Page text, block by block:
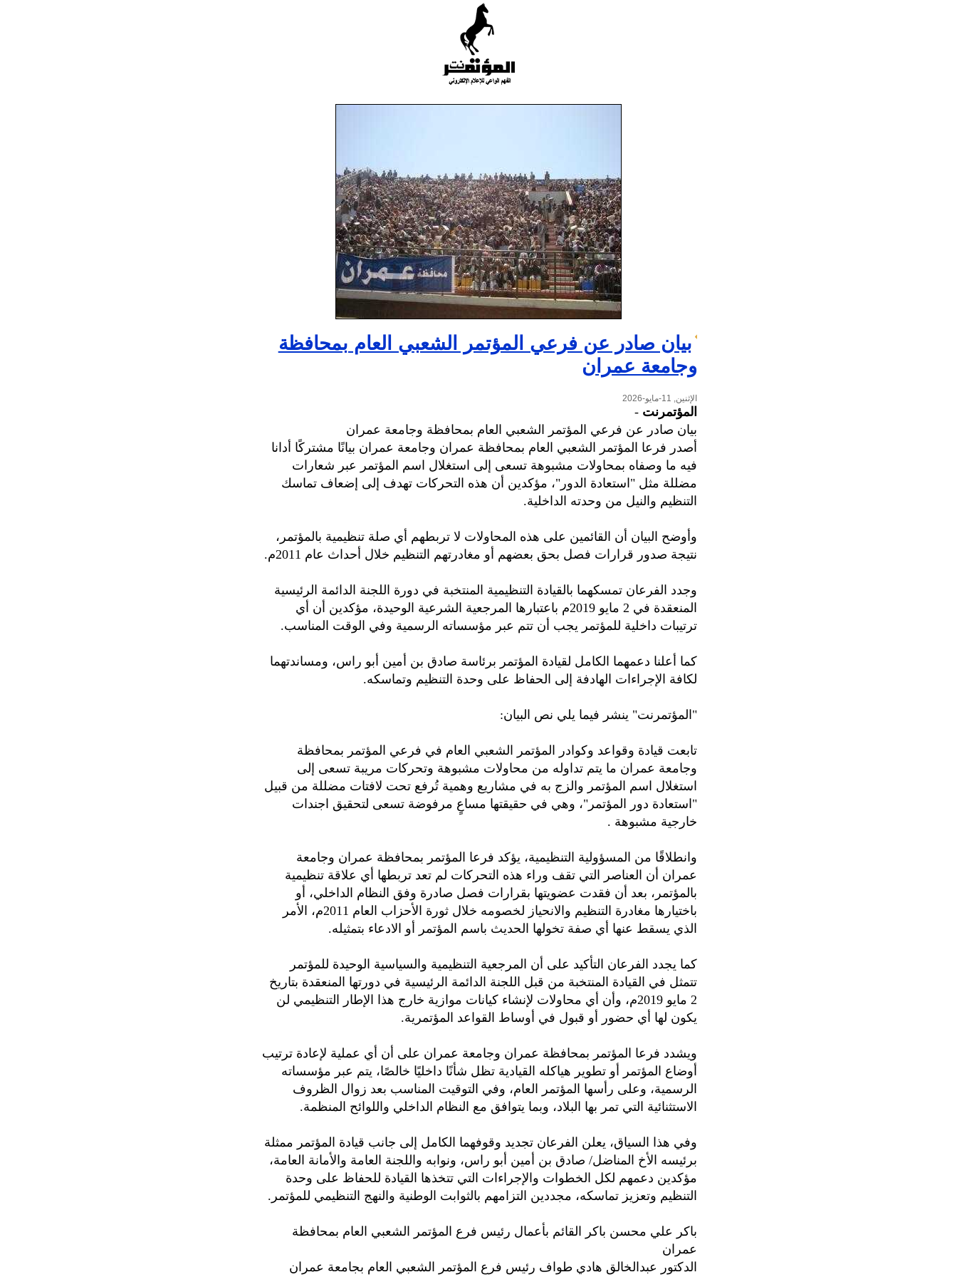
بيان صادر عن فرعي المؤتمر الشعبي العام بمحافظة
وجامعة عمران
الإثنين, 11-مايو-2026
المؤتمرنت -
بيان صادر عن فرعي المؤتمر الشعبي العام بمحافظة وجامعة عمران
أصدر فرعا المؤتمر الشعبي العام بمحافظة عمران وجامعة عمران بيانًا مشتركًا أدانا
فيه ما وصفاه بمحاولات مشبوهة تسعى إلى استغلال اسم المؤتمر عبر شعارات
مضللة مثل "استعادة الدور"، مؤكدين أن هذه التحركات تهدف إلى إضعاف تماسك
التنظيم والنيل من وحدته الداخلية.
وأوضح البيان أن القائمين على هذه المحاولات لا تربطهم أي صلة تنظيمية بالمؤتمر،
نتيجة صدور قرارات فصل بحق بعضهم أو مغادرتهم التنظيم خلال أحداث عام 2011م.
وجدد الفرعان تمسكهما بالقيادة التنظيمية المنتخبة في دورة اللجنة الدائمة الرئيسية
المنعقدة في 2 مايو 2019م باعتبارها المرجعية الشرعية الوحيدة، مؤكدين أن أي
ترتيبات داخلية للمؤتمر يجب أن تتم عبر مؤسساته الرسمية وفي الوقت المناسب.
كما أعلنا دعمهما الكامل لقيادة المؤتمر برئاسة صادق بن أمين أبو راس، ومساندتهما
لكافة الإجراءات الهادفة إلى الحفاظ على وحدة التنظيم وتماسكه.
"المؤتمرنت" ينشر فيما يلي نص البيان:
تابعت قيادة وقواعد وكوادر المؤتمر الشعبي العام في فرعي المؤتمر بمحافظة
وجامعة عمران ما يتم تداوله من محاولات مشبوهة وتحركات مريبة تسعى إلى
استغلال اسم المؤتمر والزج به في مشاريع وهمية تُرفع تحت لافتات مضللة من قبيل
"استعادة دور المؤتمر"، وهي في حقيقتها مساعٍ مرفوضة تسعى لتحقيق اجندات
خارجية مشبوهة .
وانطلاقًا من المسؤولية التنظيمية، يؤكد فرعا المؤتمر بمحافظة عمران وجامعة
عمران أن العناصر التي تقف وراء هذه التحركات لم تعد تربطها أي علاقة تنظيمية
بالمؤتمر، بعد أن فقدت عضويتها بقرارات فصل صادرة وفق النظام الداخلي، أو
باختيارها مغادرة التنظيم والانحياز لخصومه خلال ثورة الأحزاب العام 2011م، الأمر
الذي يسقط عنها أي صفة تخولها الحديث باسم المؤتمر أو الادعاء بتمثيله.
كما يجدد الفرعان التأكيد على أن المرجعية التنظيمية والسياسية الوحيدة للمؤتمر
تتمثل في القيادة المنتخبة من قبل اللجنة الدائمة الرئيسية في دورتها المنعقدة بتاريخ
2 مايو 2019م، وأن أي محاولات لإنشاء كيانات موازية خارج هذا الإطار التنظيمي لن
يكون لها أي حضور أو قبول في أوساط القواعد المؤتمرية.
ويشدد فرعا المؤتمر بمحافظة عمران وجامعة عمران على أن أي عملية لإعادة ترتيب
أوضاع المؤتمر أو تطوير هياكله القيادية تظل شأنًا داخليًا خالصًا، يتم عبر مؤسساته
الرسمية، وعلى رأسها المؤتمر العام، وفي التوقيت المناسب بعد زوال الظروف
الاستثنائية التي تمر بها البلاد، وبما يتوافق مع النظام الداخلي واللوائح المنظمة.
وفي هذا السياق، يعلن الفرعان تجديد وقوفهما الكامل إلى جانب قيادة المؤتمر ممثلة
برئيسه الأخ المناضل/ صادق بن أمين أبو راس، ونوابه واللجنة العامة والأمانة العامة،
مؤكدين دعمهم لكل الخطوات والإجراءات التي تتخذها القيادة للحفاظ على وحدة
التنظيم وتعزيز تماسكه، مجددين التزامهم بالثوابت الوطنية والنهج التنظيمي للمؤتمر.
باكر علي محسن باكر القائم بأعمال رئيس فرع المؤتمر الشعبي العام بمحافظة
عمران
الدكتور عبدالخالق هادي طواف رئيس فرع المؤتمر الشعبي العام بجامعة عمران